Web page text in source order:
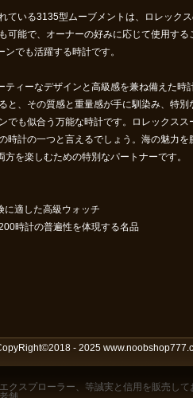
ている3135型ムーブメントは、ロレック
可能で、オーナーの好みに応じて使用す
でも活躍する時計です。
ィーなデザインと高級感を兼ね備えた時
、その質感と重量感が手に馴染み、特別
でも似合う万能な時計です。
ロレックスス
時計の一つと言えるでしょう。海の魅力
を楽しむための特別なパートナーです。
に適した高級ウォッチ
時計の普遍性を体現する名品
- 2025
エクスプローラー、等誠実と信用を販売して